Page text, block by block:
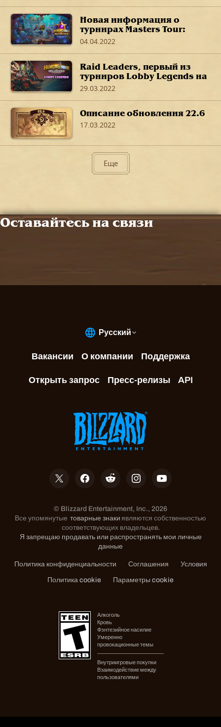
Новая информация о
турнирах Masters Tour:
«Путешествие в Затонувший
04.04.2022
Raid Leaders, первый из
турниров Lobby Legends на
полях сражений, пройдет
29.03.2022
Описание обновления 22.6
17.03.2022
Еще
Оставайтесь на связи